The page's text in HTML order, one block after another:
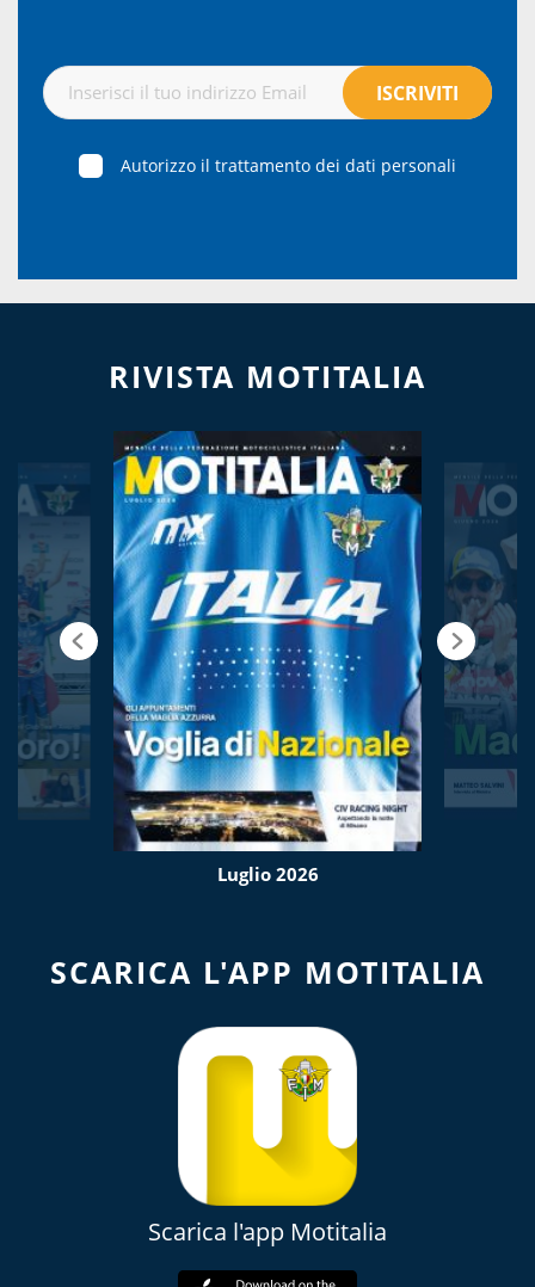
Autorizzo il trattamento dei dati personali
RIVISTA MOTITALIA
Luglio 2026
SCARICA L'APP MOTITALIA
Scarica l'app Motitalia